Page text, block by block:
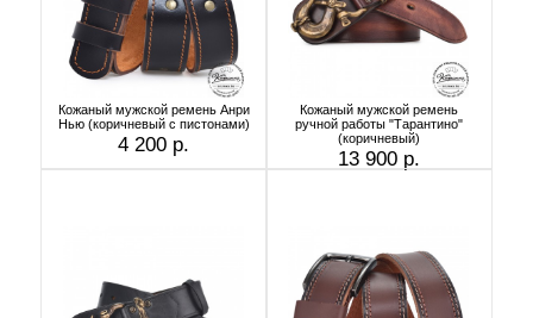
Кожаный мужской ремень Анри
Нью (коричневый с пистонами)
4 200 р.
Кожаный мужской ремень
ручной работы "Тарантино"
(коричневый)
13 900 р.